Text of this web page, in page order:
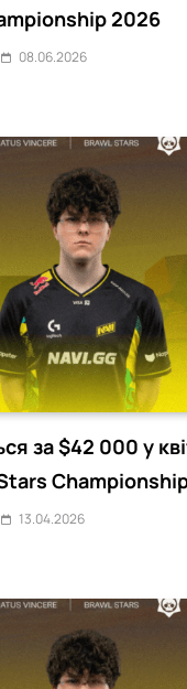
2026
08.06.2026
за $42 000 у
13.04.2026